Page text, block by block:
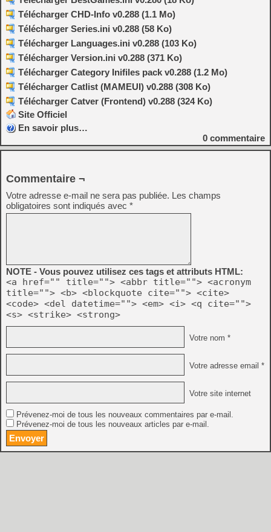
Télécharger CHD-Info v0.288 (1.1 Mo)
Télécharger Series.ini v0.288 (58 Ko)
Télécharger Languages.ini v0.288 (103 Ko)
Télécharger Version.ini v0.288 (371 Ko)
Télécharger Category Inifiles pack v0.288 (1.2 Mo)
Télécharger Catlist (MAMEUI) v0.288 (308 Ko)
Télécharger Catver (Frontend) v0.288 (324 Ko)
Site Officiel
En savoir plus…
0 commentaire
Commentaire ¬
Votre adresse e-mail ne sera pas publiée. Les champs
obligatoires sont indiqués avec *
NOTE - Vous pouvez utilisez ces tags et attributs HTML:
<a href="" title=""> <abbr title=""> <acronym
title=""> <b> <blockquote cite=""> <cite>
<code> <del datetime=""> <em> <i> <q cite="">
<s> <strike> <strong>
Votre nom *
Votre adresse email *
Votre site internet
Prévenez-moi de tous les nouveaux commentaires par e-mail.
Prévenez-moi de tous les nouveaux articles par e-mail.